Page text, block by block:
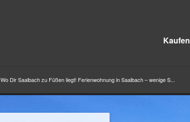
Kaufen
Wo Dir Saalbach zu Füßen liegt! Ferienwohnung in Saalbach – wenige S...